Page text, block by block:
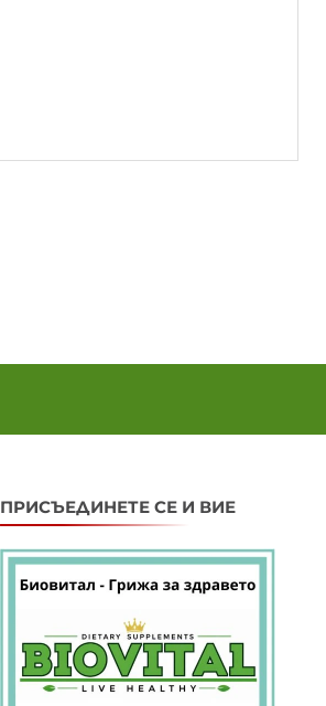
ПРИСЪЕДИНЕТЕ СЕ И ВИЕ